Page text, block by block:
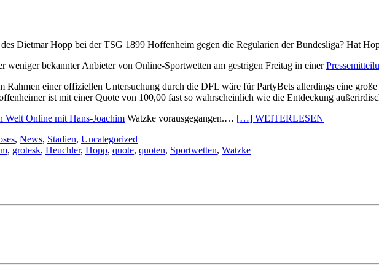
Dietmar Hopp bei der TSG 1899 Hoffenheim gegen die Regularien der Bundesliga? Hat
weniger bekannter Anbieter von Online-Sportwetten am gestrigen Freitag in einer
Rahmen einer offiziellen Untersuchung durch die DFL wäre für PartyBets allerdings eine
ist mit einer Quote von 100,00 fast so wahrscheinlich wie die Entdeckung
Welt Online mit Hans-Joachim Watzke vorausgegangen.… […] WEITERLESEN
, News, Stadien, Uncategorized
, grotesk, Heuchler, Hopp, quote, quoten, Sportwetten, Watzke